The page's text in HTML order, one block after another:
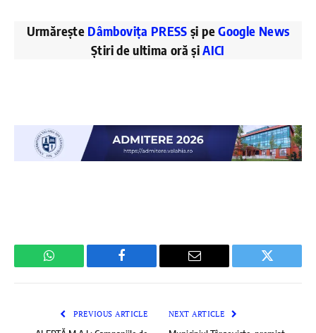
Urmărește Dâmbovița PRESS și peGoogle News
Știri de ultima oră șiAICI
WhatsApp Facebook Email Twitter
PREVIOUS ARTICLE NEXT ARTICLE